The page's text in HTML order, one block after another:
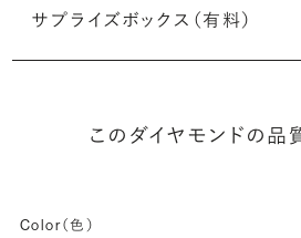
サプライズボックス（有料）
このダイヤモンドの品
Color（色）